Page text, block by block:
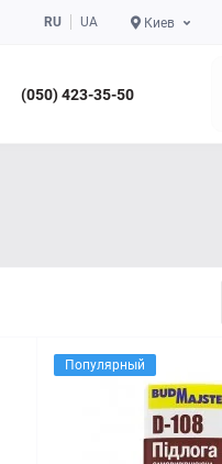
RU UA Киев
(050) 423-35-50
Популярный